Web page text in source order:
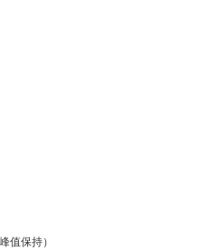
值保持）